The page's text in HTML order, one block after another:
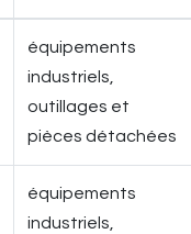
équipements
industriels,
outillages et
pièces détachées
équipements
industriels,